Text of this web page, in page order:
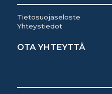
Tietosuojaseloste
Yhteystiedot
OTA YHTEYTTÄ